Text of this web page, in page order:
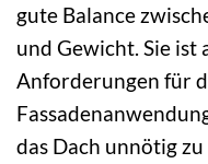
gute Balance
und Gewicht. Sie ist
Anforderungen für
das Dach unnötig